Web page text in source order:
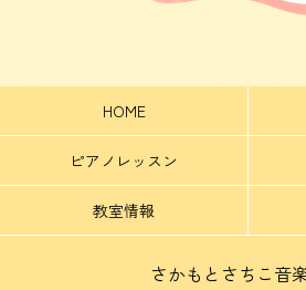
HOME
ピアノレッスン
教室情報
さかもとさちこ音